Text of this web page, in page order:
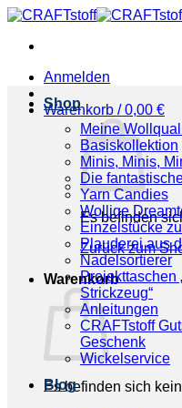
Zum
springen
Anmelden
Warenkorb /0,00 €
Es befinden
Zurück zum
Warenkorb
Es befinden sich
Shop
Meine
Basiskollektion
Minis, Minis,
Die
Yarn Candies
Wollige
Einzelstücke
Plauderei aus
Nadelsortierer
Projekttaschen
Strickzeug“
Anleitungen
CRAFTstoff
Geschenk
Wickelservice
Blog